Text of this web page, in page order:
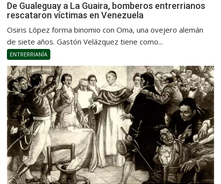
De Gualeguay a La Guaira, bomberos entrerrianos
rescataron víctimas en Venezuela
Osiris López forma binomio con Oma, una ovejero alemán
de siete años. Gastón Velázquez tiene como...
ENTRERRIANÍA